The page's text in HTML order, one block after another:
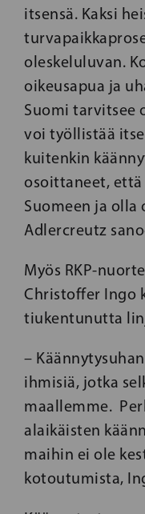
itsensä. Kaksi
oleskeluluvan.
oikeusapua ja
Suomi tarvitsee
voi työllistää
kuitenkin
osoittaneet,
Suomeen ja olla
Adlercreutz
Myös RKP-
Christoffer Ingo
tiukentunutta
–
ihmisiä, jotka
maallemme.
alaikäisten
maihin ei ole
kotoutumista,